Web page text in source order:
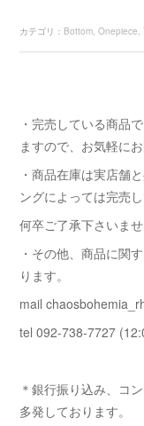
カテゴリ ： Bottom Onepiece
・完売している商品
ますので、お気軽に
・商品在庫は実店舗
ングによっては完売
何卒ご了承下さいませ
・その他、商品に関
ります。
mail
tel 092-738-7727
＊銀行振り込み、コ
多発しております。